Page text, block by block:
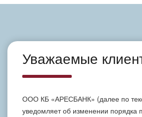
Уважаемые
ООО КБ «АРЕСБАНК» (далее по
уведомляет об изменении порядка